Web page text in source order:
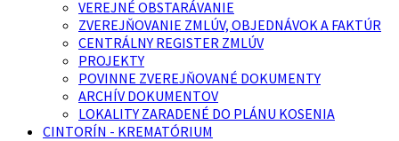
VEREJNÉ OBSTARÁVANIE
ZVEREJŇOVANIE ZMLÚV, OBJEDNÁVOK A FAKTÚR
CENTRÁLNY REGISTER ZMLÚV
PROJEKTY
POVINNE ZVEREJŇOVANÉ DOKUMENTY
ARCHÍV DOKUMENTOV
LOKALITY ZARADENÉ DO PLÁNU KOSENIA
CINTORÍN - KREMATÓRIUM